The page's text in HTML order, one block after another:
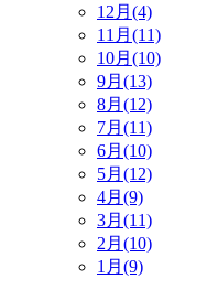
12月(4)
11月(11)
10月(10)
9月(13)
8月(12)
7月(11)
6月(10)
5月(12)
4月(9)
3月(11)
2月(10)
1月(9)